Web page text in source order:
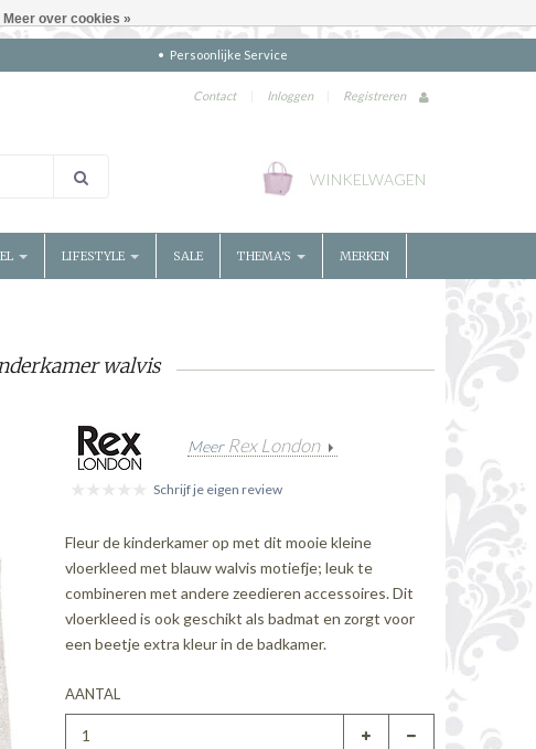
Persoonlijke Service
Contact | Inloggen | Registreren
WINKELWAGEN
LIFESTYLE SALE THEMA'S MERKEN
walvis
Meer Rex London
Schrijf je eigen review
Fleur de kinderkamer op met dit mooie kleine
vloerkleed met blauw walvis motiefje; leuk te
combineren met andere zeedieren accessoires. Dit
vloerkleed is ook geschikt als badmat en zorgt voor
een beetje extra kleur in de badkamer.
AANTAL
Meer over cookies »